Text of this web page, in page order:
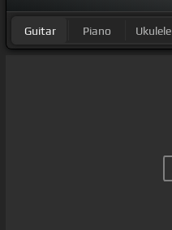
Guitar Piano Ukulele